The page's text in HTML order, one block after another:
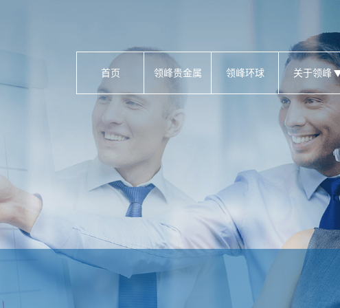
首页 领峰贵金属 领峰环球 关于领峰